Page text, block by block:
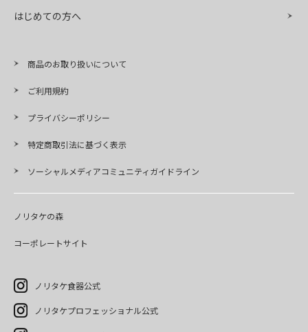
はじめての方へ
商品のお取り扱いについて
ご利用規約
プライバシーポリシー
特定商取引法に基づく表示
ソーシャルメディアコミュニティガイドライン
ノリタケの森
コーポレートサイト
ノリタケ食器公式
ノリタケプロフェッショナル公式